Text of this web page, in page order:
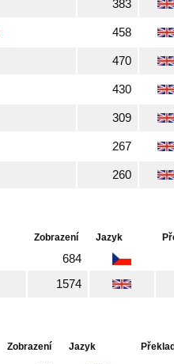
383
458
470
430
309
267
260
Zobrazení Jazyk
684
1574
Zobrazení Jazyk